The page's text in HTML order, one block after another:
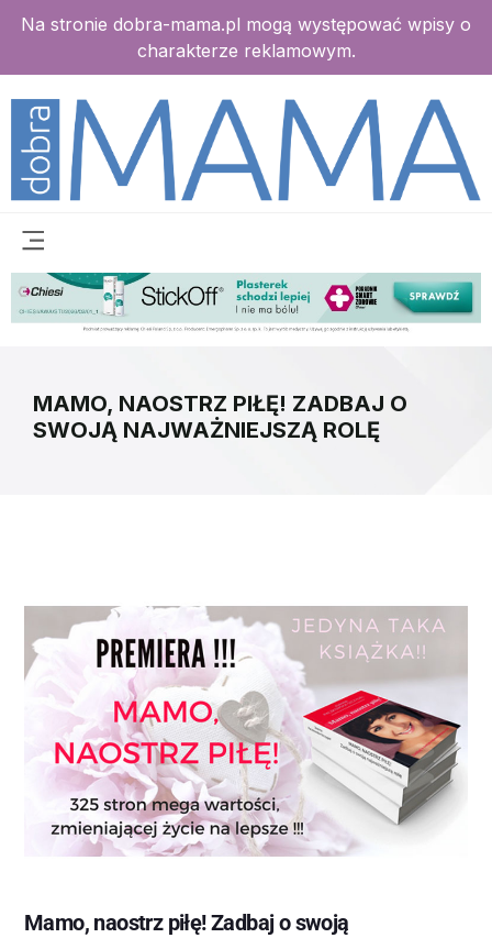
Na stronie dobra-mama.pl mogą występować wpisy o
charakterze reklamowym.
MAMO, NAOSTRZ PIŁĘ! ZADBAJ O
SWOJĄ NAJWAŻNIEJSZĄ ROLĘ
Mamo, naostrz piłę! Zadbaj o swoją